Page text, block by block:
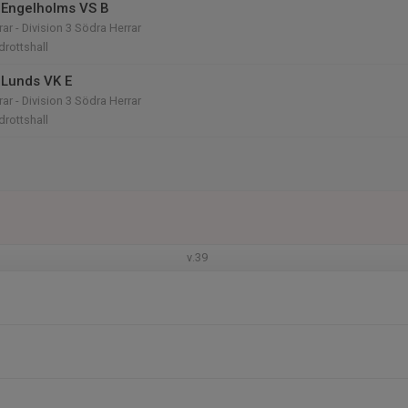
VS B
- Division 3 Södra Herrar
VK E
- Division 3 Södra Herrar
v.39